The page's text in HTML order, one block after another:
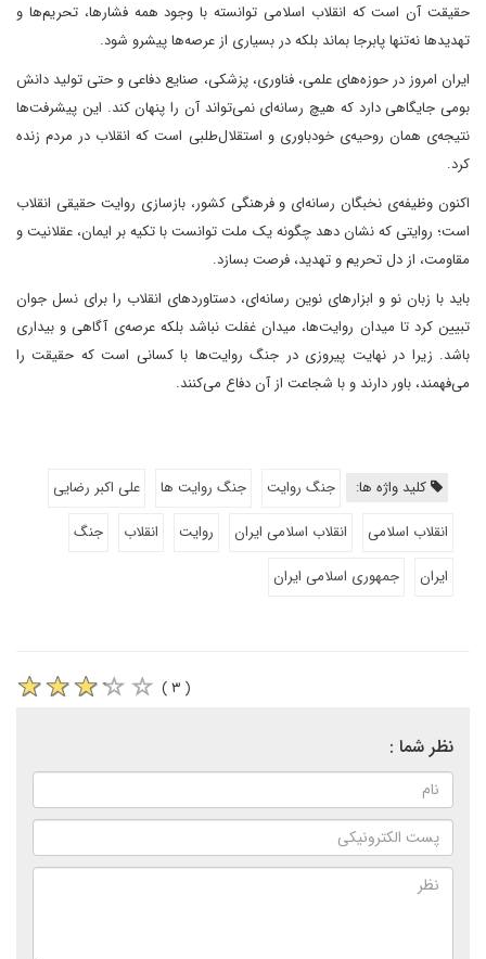
حقیقت آن است که انقلاب اسلامی توانسته با وجود همه فشارها، تحریم‌ها و
تهدیدها نه‌تنها پابرجا بماند بلکه در بسیاری از عرصه‌ها پیشرو شود.
ایران امروز در حوزه‌های علمی، فناوری، پزشکی، صنایع دفاعی و حتی تولید دانش
بومی جایگاهی دارد که هیچ رسانه‌ای نمی‌تواند آن را پنهان کند. این پیشرفت‌ها
نتیجه‌ی همان روحیه‌ی خودباوری و استقلال‌طلبی است که انقلاب در مردم زنده
کرد.
اکنون وظیفه‌ی نخبگان رسانه‌ای و فرهنگی کشور، بازسازی روایت حقیقی انقلاب
است؛ روایتی که نشان دهد چگونه یک ملت توانست با تکیه بر ایمان، عقلانیت و
مقاومت، از دل تحریم و تهدید، فرصت بسازد.
باید با زبان نو و ابزارهای نوین رسانه‌ای، دستاوردهای انقلاب را برای نسل جوان
تبیین کرد تا میدان روایت‌ها، میدان غفلت نباشد بلکه عرصه‌ی آگاهی و بیداری
باشد. زیرا در نهایت پیروزی در جنگ روایت‌ها با کسانی است که حقیقت را
می‌فهمند، باور دارند و با شجاعت از آن دفاع می‌کنند.
کلید واژه ها: جنگ روایت جنگ روایت ها
علی اکبر رضایی
انقلاب اسلامی
انقلاب اسلامی ایران روایت انقلاب
جنگ
ایران
جمهوری اسلامی ایران
( ۳ )
نظر شما :